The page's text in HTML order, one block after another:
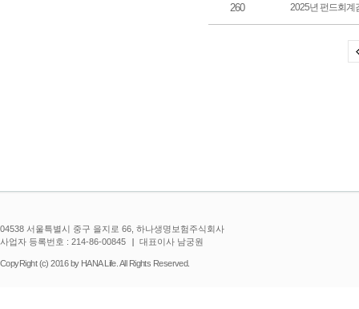
260 2025년 펀드회계
04538 서울특별시 중구 을지로 66, 하나생명보험주식회사
사업자 등록번호 : 214-86-00845
대표이사 남궁원
CopyRight (c) 2016 by HANA Life. All Rights Reserved.